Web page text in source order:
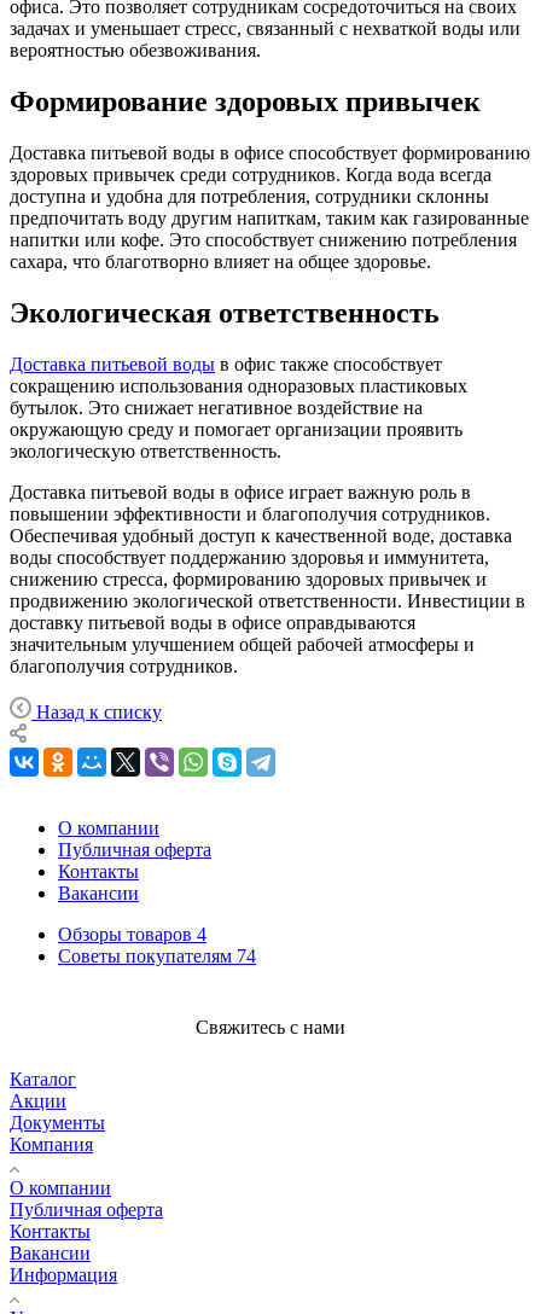
офиса. Это позволяет сотрудникам сосредоточиться на своих
задачах и уменьшает стресс, связанный с нехваткой воды или
вероятностью обезвоживания.
Формирование здоровых привычек
Доставка питьевой воды в офисе способствует формированию
здоровых привычек среди сотрудников. Когда вода всегда
доступна и удобна для потребления, сотрудники склонны
предпочитать воду другим напиткам, таким как газированные
напитки или кофе. Это способствует снижению потребления
сахара, что благотворно влияет на общее здоровье.
Экологическая ответственность
Доставка питьевой воды в офис также способствует
сокращению использования одноразовых пластиковых
бутылок. Это снижает негативное воздействие на
окружающую среду и помогает организации проявить
экологическую ответственность.
Доставка питьевой воды в офисе играет важную роль в
повышении эффективности и благополучия сотрудников.
Обеспечивая удобный доступ к качественной воде, доставка
воды способствует поддержанию здоровья и иммунитета,
снижению стресса, формированию здоровых привычек и
продвижению экологической ответственности. Инвестиции в
доставку питьевой воды в офисе оправдываются
значительным улучшением общей рабочей атмосферы и
благополучия сотрудников.
Назад к списку
О компании
Публичная оферта
Контакты
Вакансии
Обзоры товаров 4
Советы покупателям 74
Свяжитесь с нами
Каталог
Акции
Документы
Компания
О компании
Публичная оферта
Контакты
Вакансии
Информация